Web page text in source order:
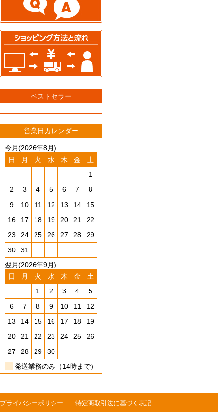
ベストセラー
営業日カレンダー
今月(2026年8月)
日
月 火 水 木 金
土
1
2
3 4 5 6 7
8
9
10 11 12 13 14
15
16
17 18 19 20 21
22
23
24 25 26 27 28
29
30
31
翌月(2026年9月)
日
月 火 水 木 金
土
1
2 3 4
5
6
7 8 9 10 11
12
13
14 15 16 17 18
19
20
21 22 23 24 25
26
27
28 29
30
発送業務のみ（14時まで）
プライバシーポリシー 特定商取引法に基づく表記